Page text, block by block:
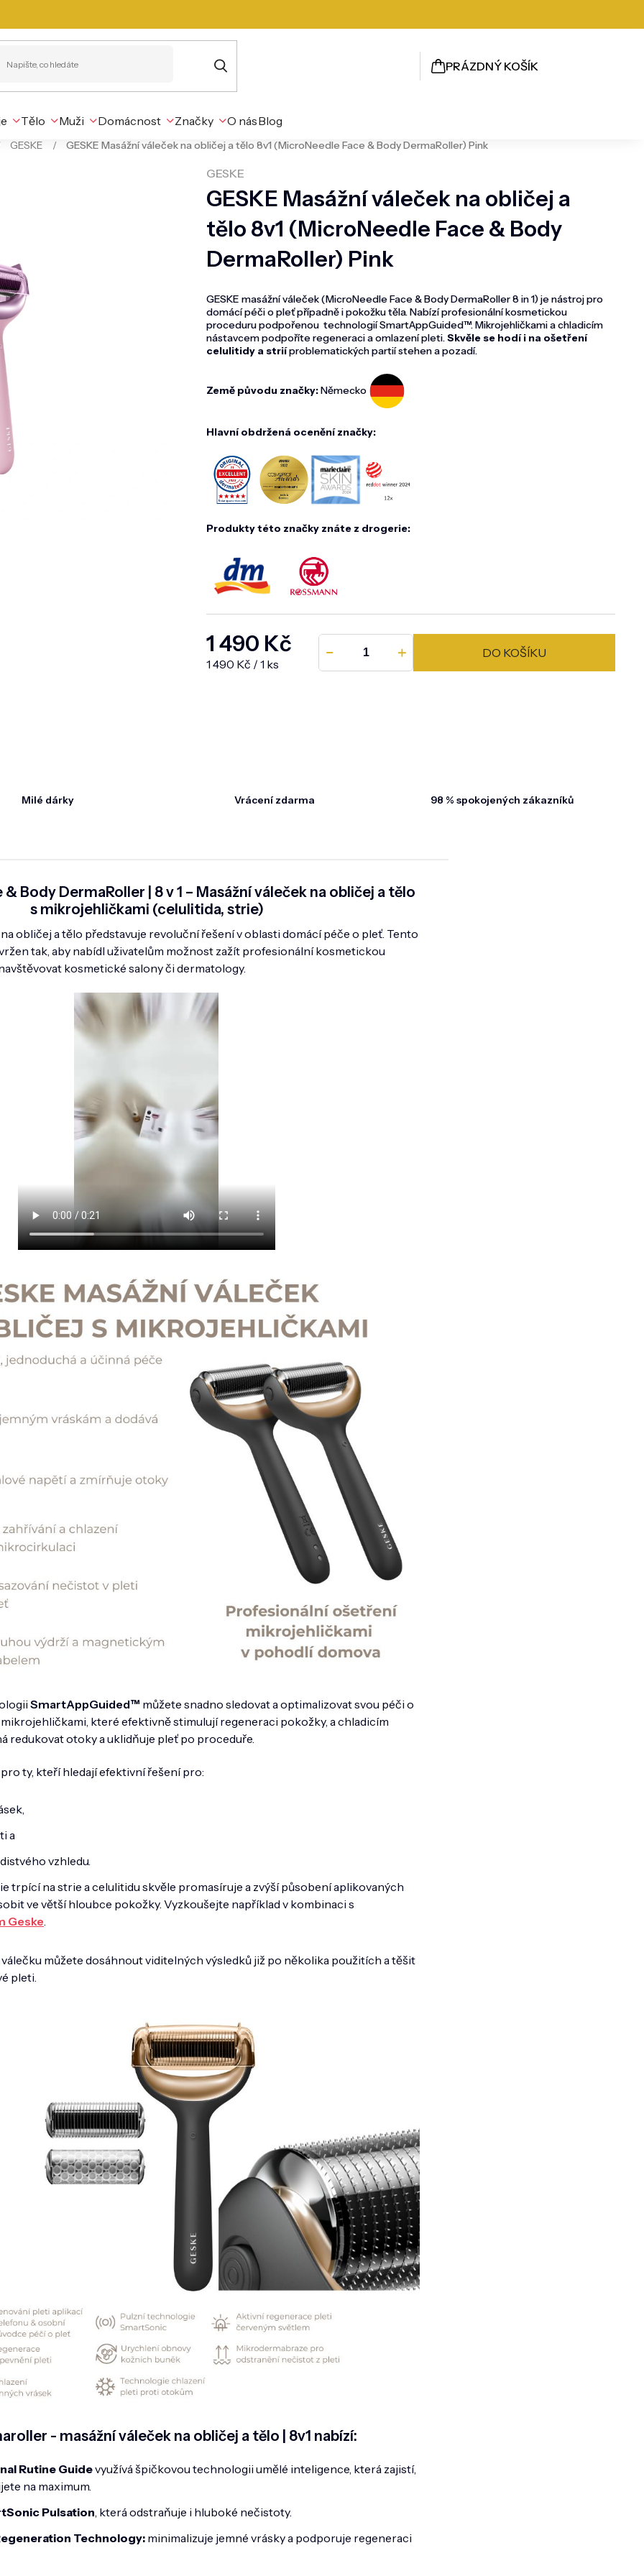
NÁKUPNÍ
PRÁZDNÝ KOŠÍK
Tělo Muži Domácnost Značky O násBlog
GESKE / GESKE Masážní váleček na obličej a tělo 8v1 (MicroNeedle Face & Body DermaRoller) Pink
GESKE Masážní váleček na obličej a
tělo 8v1 (MicroNeedle Face & Body
DermaRoller) Pink
GESKE
GESKE masážní váleček (MicroNeedle Face & Body DermaRoller 8 in 1) je nástroj pro
domácí péči o pleť případně i pokožku těla. Nabízí profesionální kosmetickou
proceduru podpořenou technologií SmartAppGuided™. Mikrojehličkami a chladicím
nástavcem podpoříte regeneraci a omlazení pleti.Skvěle se hodí i na ošetření
celulitidy a striíproblematických partií stehen a pozadí.
Země původu značky:Německo
Hlavní obdržená ocenění značky:
Produkty této značky znáte z drogerie:
1 490 Kč
Měrná cena:
1 490 Kč / 1 ks
DO KOŠÍKU
Milé dárky Vrácení zdarma 98 % spokojených zákazníků
Body DermaRoller | 8 v 1 – Masážní váleček na obličej a tělo
s mikrojehličkami (celulitida, strie)
na obličej a tělo představuje revoluční řešení v oblasti domácí péče o pleť. Tento
tak, aby nabídl uživatelům možnost zažít profesionální kosmetickou
kosmetické salony či dermatology.
SmartAppGuided™ můžete snadno sledovat a optimalizovat svou péči o
které efektivně stimulují regeneraci pokožky, a chladicím
redukovat otoky a uklidňuje pleť po proceduře.
ty, kteří hledají efektivní řešení pro:
a
vzhledu.
trpící na strie a celulitidu skvěle promasíruje a zvýší působení aplikovaných
ve větší hloubce pokožky. Vyzkoušejte například v kombinaci s
Geske.
válečku můžete dosáhnout viditelných výsledků již po několika použitích a těšit
pleti.
- masážní váleček na obličej a tělo | 8v1 nabízí:
Rutine Guidevyužívá špičkovou technologii umělé inteligence, která zajistí,
na maximum.
Pulsation, která odstraňuje i hluboké nečistoty.
Technology:minimalizuje jemné vrásky a podporuje regeneraci